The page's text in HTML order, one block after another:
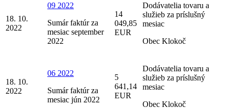
18. 10.
2022
09 2022
Sumár faktúr za
mesiac september
2022
14
049,85
EUR
Dodávatelia tovaru a
služieb za príslušný
mesiac
Obec Klokoč
18. 10.
2022
06 2022
Sumár faktúr za
mesiac jún 2022
5
641,14
EUR
Dodávatelia tovaru a
služieb za príslušný
mesiac
Obec Klokoč